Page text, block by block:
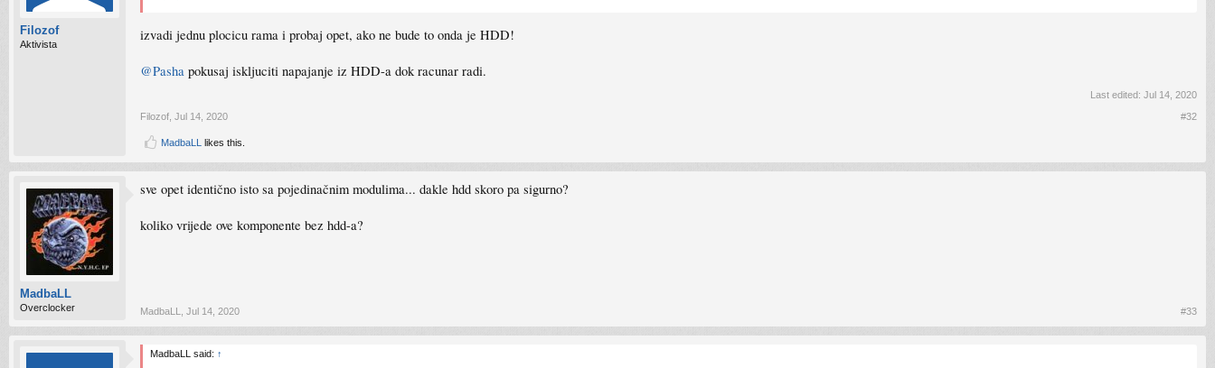
Filozof
Aktivista
izvadi jednu plocicu rama i probaj opet, ako ne bude to onda je HDD!
@Pasha pokusaj iskljuciti napajanje iz HDD-a dok racunar radi.
Last edited: Jul 14, 2020
Filozof Jul 14, 2020 #32
MadbaLL likes this.
MadbaLL
Overclocker
sve opet identično isto sa pojedinačnim modulima... dakle hdd skoro pa sigurno?
koliko vrijede ove komponente bez hdd-a?
MadbaLL Jul 14, 2020 #33
MadbaLL said: ↑